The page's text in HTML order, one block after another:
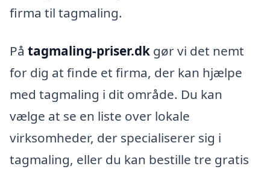
firma til tagmaling.
På tagmaling-priser.dk gør vi det nemt
for dig at finde et firma, der kan hjælpe
med tagmaling i dit område. Du kan
vælge at se en liste over lokale
virksomheder, der specialiserer sig i
tagmaling, eller du kan bestille tre gratis